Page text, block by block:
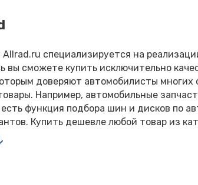
специализируется на
вы сможете купить исключительно
доверяют автомобилисты многих
Например, автомобильные
функция подбора шин и дисков по
Купить дешевле любой товар из